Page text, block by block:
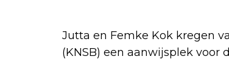
Jutta en Femke Kok kregen
(KNSB) een aanwijsplek voor